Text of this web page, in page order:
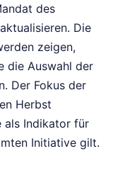
des
Die
zeigen,
die Auswahl der
Der Fokus der
Herbst
als Indikator für
Initiative gilt.